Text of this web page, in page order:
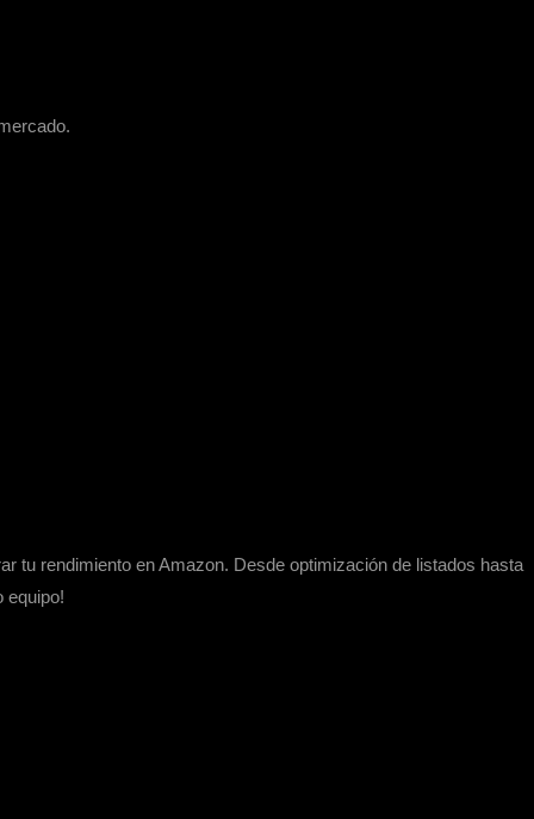
tu rendimiento en Amazon. Desde optimización de listados hasta
equipo!